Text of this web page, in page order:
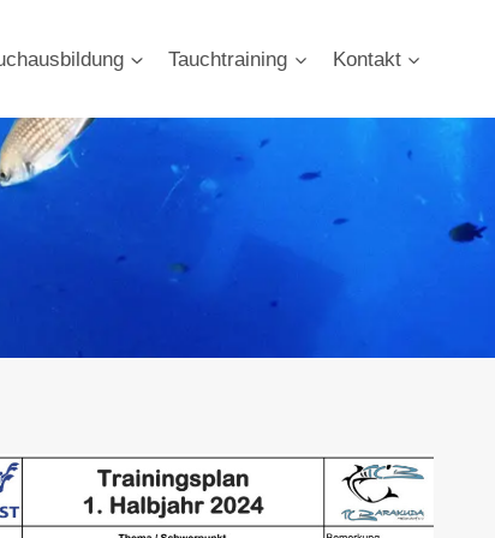
Tauchtraining Kontakt